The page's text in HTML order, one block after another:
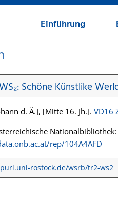
Einführung
Schöne Künstlike
d. Ä.], [Mitte 16. Jh.]. VD16
Nationalbibliothek:
rep/104A4AFD
rostock.de/wsrb/tr2-ws2